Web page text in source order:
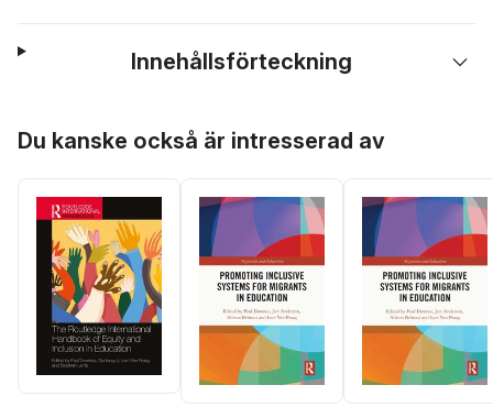
Innehållsförteckning
Du kanske också är intresserad av